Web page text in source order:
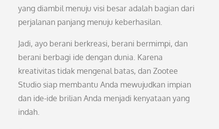
yang diambil menuju visi besar adalah bagian dari
perjalanan panjang menuju keberhasilan.
Jadi, ayo berani berkreasi, berani bermimpi, dan
berani berbagi ide dengan dunia. Karena
kreativitas tidak mengenal batas, dan Zootee
Studio siap membantu Anda mewujudkan impian
dan ide-ide brilian Anda menjadi kenyataan yang
indah.